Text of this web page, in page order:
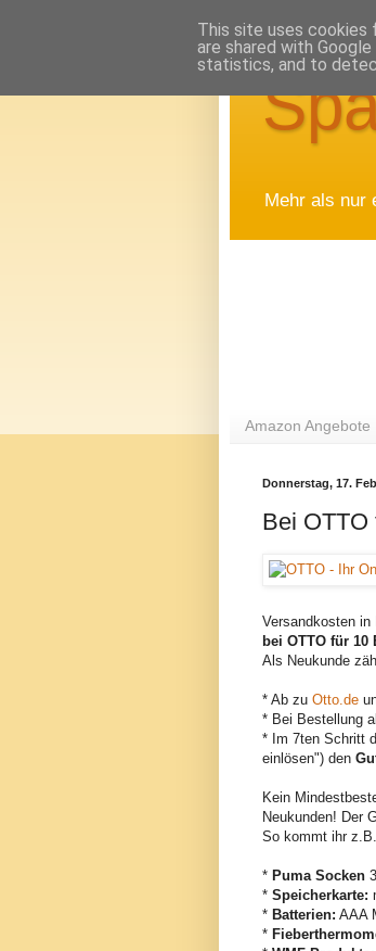
Mehr als nur
Amazon Angebote
Donnerstag, 17.
Bei OTTO
Versandkosten in
bei OTTO für
Als Neukunde
* Ab zu Otto.de
* Bei Bestellung
* Im 7ten Schritt
einlösen") den
Kein
Neukunden! Der
So kommt ihr
* Puma Socken
* Speicherkarte:
* Batterien: AAA
*
This site uses cookies
are shared with
statistics, and to